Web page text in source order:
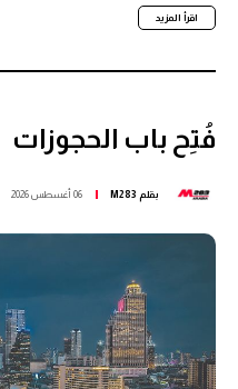
اقرأ المزيد
فُتِح باب الحجوزات
بقلم M283 06 أغسطس 2026